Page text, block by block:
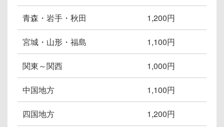
青森・岩手・秋田 1,200円
宮城・山形・福島 1,100円
関東～関西 1,000円
中国地方 1,100円
四国地方 1,200円